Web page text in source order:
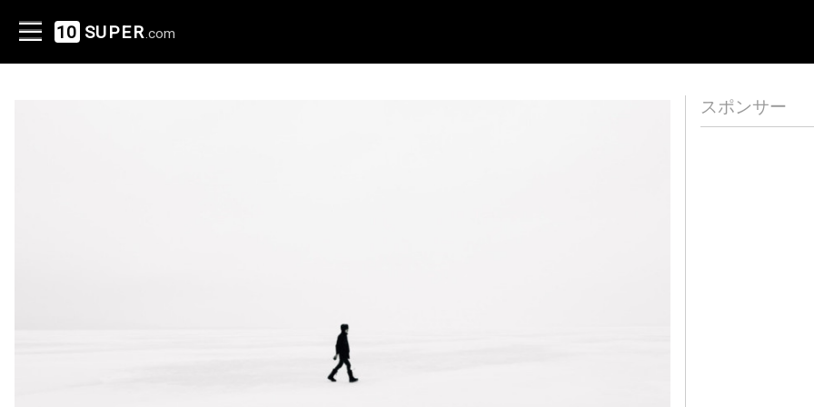
10 SUPER .com
スポンサー